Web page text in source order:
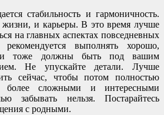
стабильность и гармоничность.
жизни, и карьеры. В это время лучше
на главных аспектах повседневных
рекомендуется выполнять хорошо,
тоже должны быть под вашим
Не упускайте детали. Лучше
сейчас, чтобы потом полностью
более сложными и интересными
забывать нельзя. Постарайтесь
с родными.